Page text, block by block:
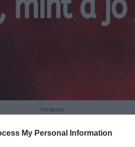
My Personal Information
Hirdetés